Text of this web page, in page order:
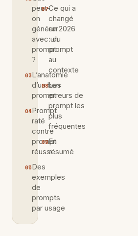
peut-
on
générer
avec un
prompt
?
L’anatomie
d’un bon
prompt
Prompt
raté
contre
prompt
réussi
Des
exemples
de
prompts
par usage
Ce qui a
changé
en 2026
: du
prompt
au
contexte
Les
erreurs de
prompt les
plus
fréquentes
En
résumé